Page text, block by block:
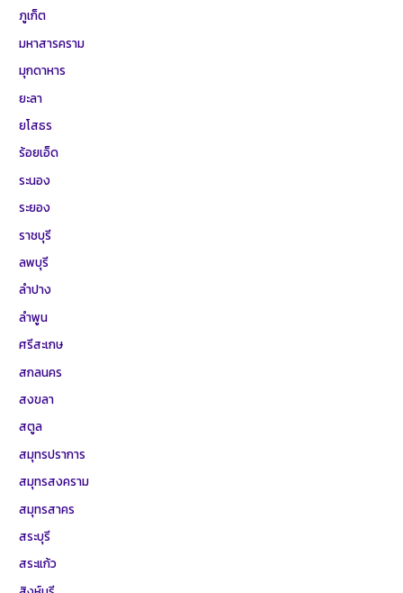
ภูเก็ต
มหาสารคราม
มุกดาหาร
ยะลา
ยโสธร
ร้อยเอ็ด
ระนอง
ระยอง
ราชบุรี
ลพบุรี
ลำปาง
ลำพูน
ศรีสะเกษ
สกลนคร
สงขลา
สตูล
สมุทรปราการ
สมุทรสงคราม
สมุทรสาคร
สระบุรี
สระแก้ว